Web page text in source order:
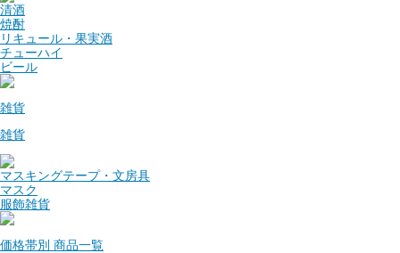
清酒
焼酎
リキュール・果実酒
チューハイ
ビール
雑貨
雑貨
マスキングテープ・文房具
マスク
服飾雑貨
価格帯別 商品一覧